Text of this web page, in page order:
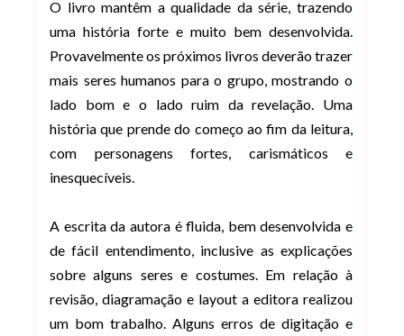
O livro mantêm a qualidade da série, trazendo
uma história forte e muito bem desenvolvida.
Provavelmente os próximos livros deverão trazer
mais seres humanos para o grupo, mostrando o
lado bom e o lado ruim da revelação. Uma
história que prende do começo ao fim da leitura,
com personagens fortes, carismáticos e
inesquecíveis.
A escrita da autora é fluida, bem desenvolvida e
de fácil entendimento, inclusive as explicações
sobre alguns seres e costumes. Em relação à
revisão, diagramação e layout a editora realizou
um bom trabalho. Alguns erros de digitação e